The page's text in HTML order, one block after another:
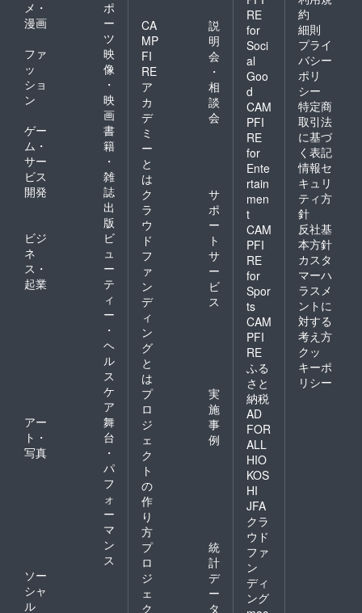
メ・
漫画
ポ
ー
ツ
ファ
ッ
ショ
ン
映
像
・
映
画
ゲー
ム・
サー
ビス
開発
書
籍
・
雑
誌
出
版
ビジ
ネ
ス・
起業
ビ
ュ
ー
テ
ィ
ー
・
ヘ
ル
ス
ケ
ア
アー
ト・
写真
舞
台
・
パ
フ
ォ
ー
マ
ン
ス
ソー
シャ
ル
CA
MP
FI
RE
ア
カ
デ
ミ
ー
と
は
説
明
会
・
相
談
会
ク
ラ
ウ
ド
フ
ァ
ン
デ
ィ
ン
グ
と
は
サ
ポ
ー
ト
サ
ー
ビ
ス
プ
ロ
ジ
ェ
ク
ト
の
作
り
方
実
施
事
例
プ
ロ
ジ
ェ
ク
統
計
デ
ー
タ
RE
for
Soci
al
Goo
d
CAM
PFI
RE
for
Ente
rtain
men
t
CAM
PFI
RE
for
Spor
ts
CAM
PFI
RE
ふる
さと
納税
AD
FOR
ALL
HIO
KOS
HI
JFA
クラ
ウド
ファ
ン
ディ
ング
約
細則
プライ
バシー
ポリ
シー
特定商
取引法
に基づ
く表記
情報セ
キュリ
ティ方
針
反社基
本方針
カスタ
マーハ
ラスメ
ントに
対する
考え方
クッ
キーポ
リシー